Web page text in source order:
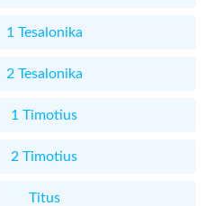
1 Tesalonika
2 Tesalonika
1 Timotius
2 Timotius
Titus